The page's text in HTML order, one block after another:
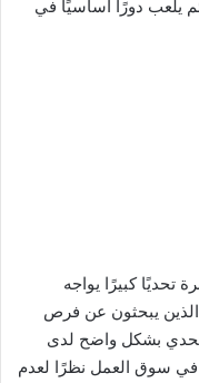
يلعب دورًا أساسيًا في
كبيرًا يواجه
الذين يبحثون عن فرص
بشكل واضح لدى
في سوق العمل نظرًا لعدم